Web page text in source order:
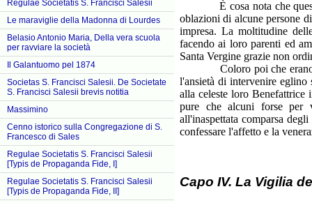
Regulae Societatis S. Francisci Salesii
Le maraviglie della Madonna di Lourdes
Belasio Antonio Maria, Della vera scuola
per ravviare la società
Il Galantuomo pel 1874
Societas S. Francisci Salesii. De Societate
S. Francisci Salesii brevis notitia
Massimino
Cenno istorico sulla Congregazione di S.
Francesco di Sales
Regulae Societatis S. Francisci Salesii
[Typis de Propaganda Fide, I]
Regulae Societatis S. Francisci Salesii
[Typis de Propaganda Fide, II]
È cosa nota che questa
oblazioni di alcune persone
impresa. La moltitudine
facendo ai loro parenti ed
Santa Vergine grazie non
Coloro poi che erano
l'ansietà di intervenire eglino
alla celeste loro Benefattrice
pure che alcuni forse per
all'inaspettata comparsa
confessare l'affetto e la
Capo IV. La Vigilia